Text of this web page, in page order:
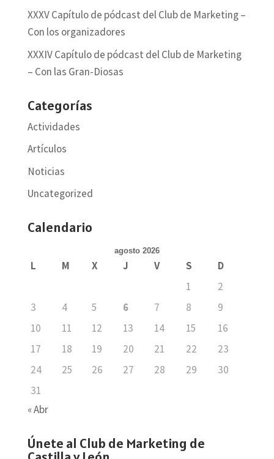
XXXV Capítulo de pódcast del Club de Marketing –
Con los organizadores
XXXIV Capítulo de pódcast del Club de Marketing
– Con las Gran-Diosas
Categorías
Actividades
Artículos
Noticias
Uncategorized
Calendario
agosto 2026
L M X J V S
D
1
2
3
4 5 6 7 8
9
10
11 12 13 14 15
16
17
18 19 20 21 22
23
24
25 26 27 28 29
30
31
« Abr
Únete al Club de Marketing de